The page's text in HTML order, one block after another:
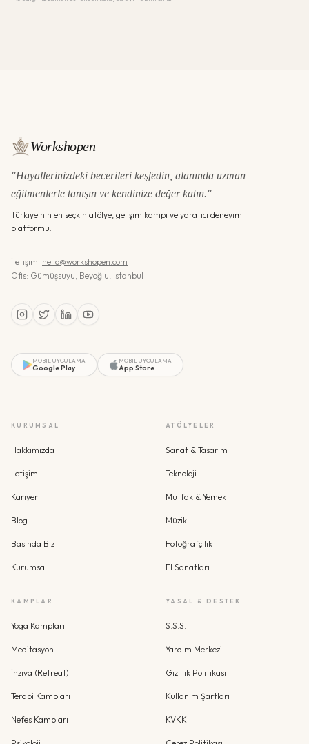
Workshopen
"Hayallerinizdeki becerileri keşfedin, alanında uzman
eğitmenlerle tanışın ve kendinize değer katın."
Türkiye'nin en seçkin atölye, gelişim kampı ve yaratıcı deneyim
platformu.
İletişim: hello@workshopen.com
Ofis: Gümüşsuyu, Beyoğlu, İstanbul
MOBIL UYGULAMA
Google Play
MOBIL UYGULAMA
App Store
KURUMSAL
Hakkımızda
İletişim
Kariyer
Blog
Basında Biz
Kurumsal
ATÖLYELER
Sanat & Tasarım
Teknoloji
Mutfak & Yemek
Müzik
Fotoğrafçılık
El Sanatları
KAMPLAR
Yoga Kampları
Meditasyon
İnziva (Retreat)
Terapi Kampları
Nefes Kampları
YASAL & DESTEK
S.S.S.
Yardım Merkezi
Gizlilik Politikası
Kullanım Şartları
KVKK